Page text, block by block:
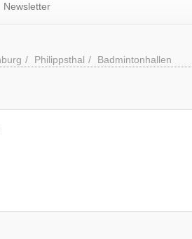
Newsletter
Philippsthal Badmintonhallen